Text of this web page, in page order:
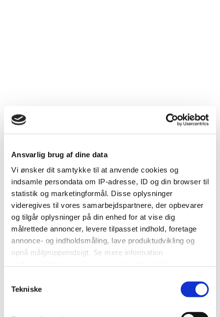
Ansvarlig brug af dine data
Vi ønsker dit samtykke til at anvende cookies og
indsamle persondata om IP-adresse, ID og din browser til
statistik og marketingformål. Disse oplysninger
videregives til vores samarbejdspartnere, der opbevarer
og tilgår oplysninger på din enhed for at vise dig
målrettede annoncer, levere tilpasset indhold, foretage
annonce- og indholdsmåling, lave produktudvikling og
opnå målgruppeindsigt. Se mere information
Hvis du tillader det, vil vi også gerne:
Indsamle præcise oplysninger om din placering, der
Tekniske
Camilla_krøier
SUPER AKTIVT ÆRES MEDLEM
Medlem
6,086 besvarelser
Vielses dato:13.09.2014
Type vielse:Kirke
Jørlunde